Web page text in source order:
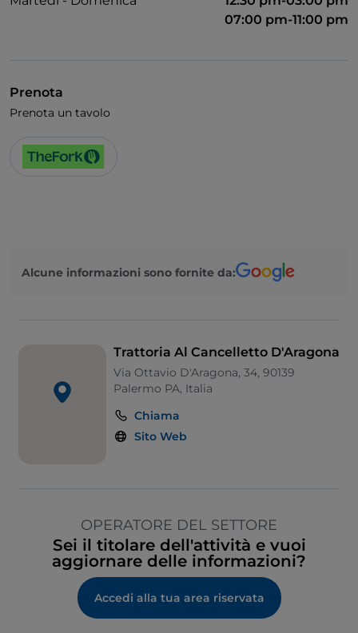
07:00 pm-11:00 pm
Prenota
Prenota un tavolo
Alcune informazioni sono fornite da:
Trattoria Al Cancelletto D'Aragona
Via Ottavio D'Aragona, 34, 90139
Palermo PA, Italia
Chiama
Sito Web
OPERATORE DEL SETTORE
Sei il titolare dell'attività e vuoi
aggiornare delle informazioni?
Accedi alla tua area riservata